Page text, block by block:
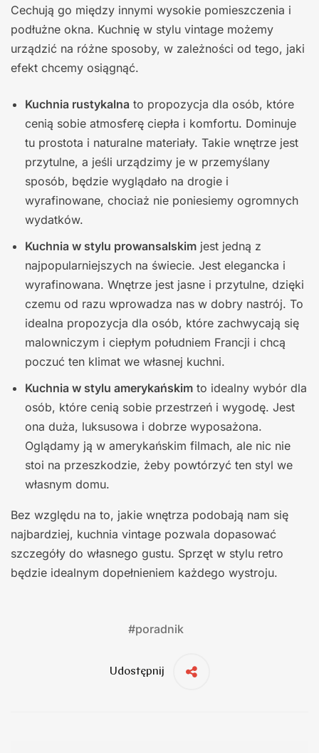
Cechują go między innymi wysokie pomieszczenia i
podłużne okna. Kuchnię w stylu vintage możemy
urządzić na różne sposoby, w zależności od tego, jaki
efekt chcemy osiągnąć.
Kuchnia rustykalna to propozycja dla osób, które
cenią sobie atmosferę ciepła i komfortu. Dominuje
tu prostota i naturalne materiały. Takie wnętrze jest
przytulne, a jeśli urządzimy je w przemyślany
sposób, będzie wyglądało na drogie i
wyrafinowane, chociaż nie poniesiemy ogromnych
wydatków.
Kuchnia w stylu prowansalskim jest jedną z
najpopularniejszych na świecie. Jest elegancka i
wyrafinowana. Wnętrze jest jasne i przytulne, dzięki
czemu od razu wprowadza nas w dobry nastrój. To
idealna propozycja dla osób, które zachwycają się
malowniczym i ciepłym południem Francji i chcą
poczuć ten klimat we własnej kuchni.
Kuchnia w stylu amerykańskim to idealny wybór dla
osób, które cenią sobie przestrzeń i wygodę. Jest
ona duża, luksusowa i dobrze wyposażona.
Oglądamy ją w amerykańskim filmach, ale nic nie
stoi na przeszkodzie, żeby powtórzyć ten styl we
własnym domu.
Bez względu na to, jakie wnętrza podobają nam się
najbardziej, kuchnia vintage pozwala dopasować
szczegóły do własnego gustu. Sprzęt w stylu retro
będzie idealnym dopełnieniem każdego wystroju.
#poradnik
Udostępnij